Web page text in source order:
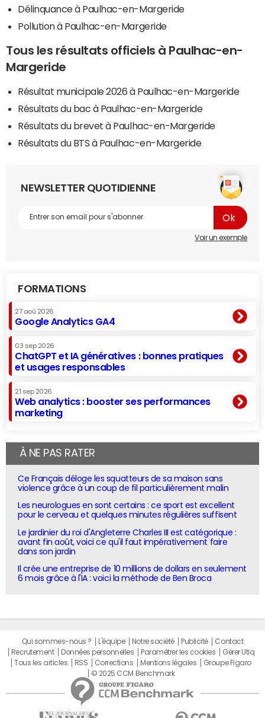
Délinquance à Paulhac-en-Margeride
Pollution à Paulhac-en-Margeride
Tous les résultats officiels à Paulhac-en-
Margeride
Résultat municipale 2026 à Paulhac-en-Margeride
Résultats du bac à Paulhac-en-Margeride
Résultats du brevet à Paulhac-en-Margeride
Résultats du BTS à Paulhac-en-Margeride
NEWSLETTER QUOTIDIENNE
Voir un exemple
FORMATIONS
27 aoû 2026
Google Analytics GA4
03 sep 2026
ChatGPT et IA génératives : bonnes pratiques
et usages responsables
21 sep 2026
Web analytics : booster ses performances
marketing
À NE PAS RATER
Ce Français déloge les squatteurs de sa maison sans
violence grâce à un coup de fil particulièrement malin
Les neurologues en sont certains : ce sport est excellent
pour le cerveau et quelques minutes régulières suffisent
Le jardinier du roi d'Angleterre Charles III est catégorique :
avant fin août, voici ce qu'il faut impérativement faire
dans son jardin
Il crée une entreprise de 10 millions de dollars en seulement
6 mois grâce à l'IA : voici la méthode de Ben Broca
Qui sommes-nous ? L'équipe Notre société Publicité
Contact
Recrutement
Données personnelles Paramétrer les cookies
Gérer Utiq
Tous les articles
RSS Corrections Mentions légales
Groupe Figaro
© 2025 CCM Benchmark